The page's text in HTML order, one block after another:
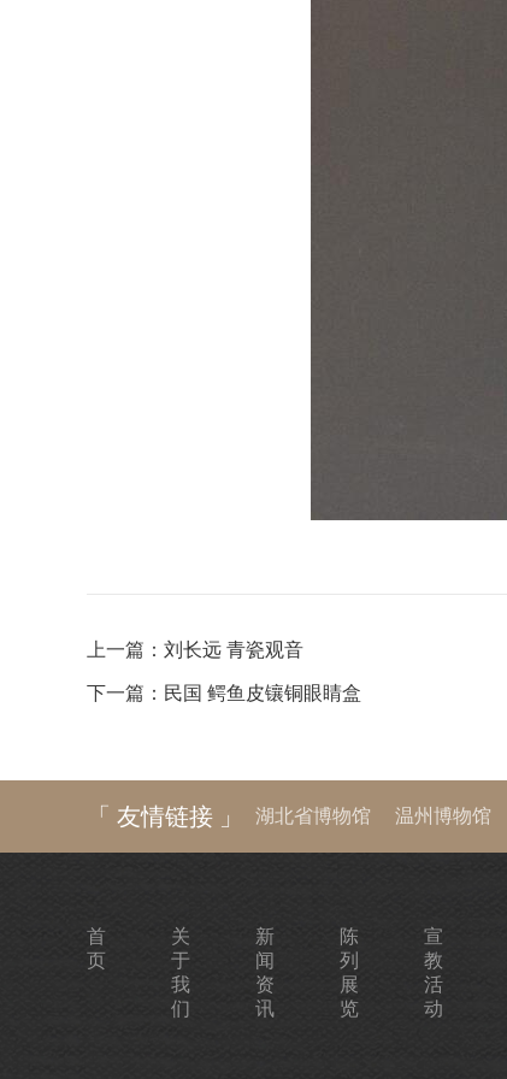
上一篇： 刘长远 青瓷观音
下一篇： 民国 鳄鱼皮镶铜眼睛盒
「 友情链接 」 湖北省博物馆 温州博物馆
河南博物院
湖南省博物馆
首
页
关
于
我
们
新
闻
资
讯
陈
列
展
览
宣
教
活
动